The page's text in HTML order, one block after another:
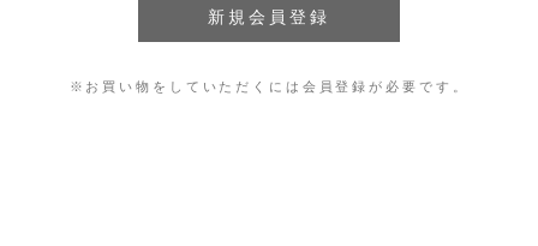
※お買い物をしていただくには会員登録が必要です。